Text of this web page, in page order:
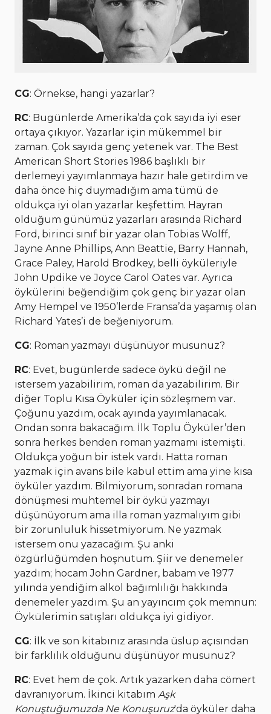
CG: Örnekse, hangi yazarlar?
RC: Bugünlerde Amerika’da çok sayıda iyi eser
ortaya çıkıyor. Yazarlar için mükemmel bir
zaman. Çok sayıda genç yetenek var. The Best
American Short Stories 1986 başlıklı bir
derlemeyi yayımlanmaya hazır hale getirdim ve
daha önce hiç duymadığım ama tümü de
oldukça iyi olan yazarlar keşfettim. Hayran
olduğum günümüz yazarları arasında Richard
Ford, birinci sınıf bir yazar olan Tobias Wolff,
Jayne Anne Phillips, Ann Beattie, Barry Hannah,
Grace Paley, Harold Brodkey, belli öyküleriyle
John Updike ve Joyce Carol Oates var. Ayrıca
öykülerini beğendiğim çok genç bir yazar olan
Amy Hempel ve 1950’lerde Fransa’da yaşamış olan
Richard Yates’i de beğeniyorum.
CG: Roman yazmayı düşünüyor musunuz?
RC: Evet, bugünlerde sadece öykü değil ne
istersem yazabilirim, roman da yazabilirim. Bir
diğer Toplu Kısa Öyküler için sözleşmem var.
Çoğunu yazdım, ocak ayında yayımlanacak.
Ondan sonra bakacağım. İlk Toplu Öyküler’den
sonra herkes benden roman yazmamı istemişti.
Oldukça yoğun bir istek vardı. Hatta roman
yazmak için avans bile kabul ettim ama yine kısa
öyküler yazdım. Bilmiyorum, sonradan romana
dönüşmesi muhtemel bir öykü yazmayı
düşünüyorum ama illa roman yazmalıyım gibi
bir zorunluluk hissetmiyorum. Ne yazmak
istersem onu yazacağım. Şu anki
özgürlüğümden hoşnutum. Şiir ve denemeler
yazdım; hocam John Gardner, babam ve 1977
yılında yendiğim alkol bağımlılığı hakkında
denemeler yazdım. Şu an yayıncım çok memnun:
Öykülerimin satışları oldukça iyi gidiyor.
CG: İlk ve son kitabınız arasında üslup açısından
bir farklılık olduğunu düşünüyor musunuz?
RC: Evet hem de çok. Artık yazarken daha cömert
davranıyorum. İkinci kitabım Aşk
Konuştuğumuzda Ne Konuşuruz'da öyküler daha